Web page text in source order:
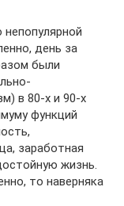
день за
были
в 80-х и 90-х
функций
заработная
жизнь.
то наверняка